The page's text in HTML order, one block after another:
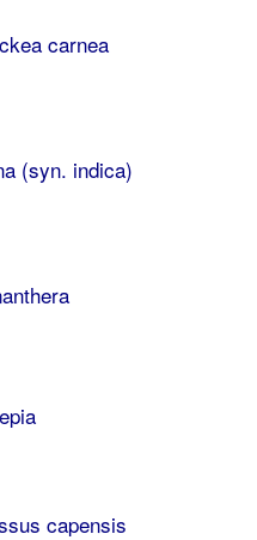
carnea
(syn. indica)
capensis